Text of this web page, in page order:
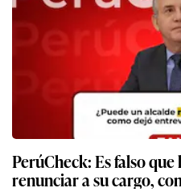
PerúCheck: Es falso
renunciar a su cargo,